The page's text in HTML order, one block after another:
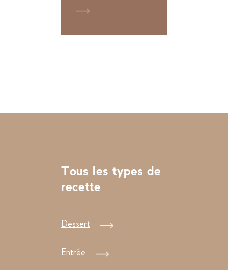
Tous les types de
recette
Dessert
Entrée